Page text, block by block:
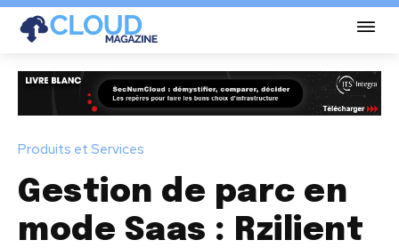
Produits et Services
Gestion de parc en
mode Saas : Rzilient